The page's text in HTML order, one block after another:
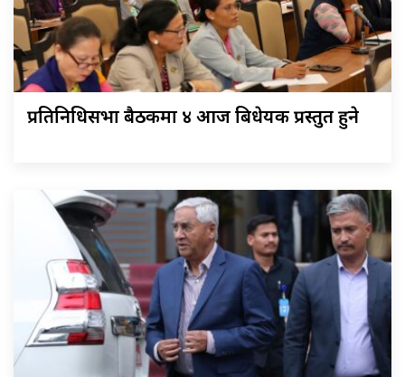
प्रतिनिधिसभा बैठकमा ४ आज बिधेयक प्रस्तुत हुने